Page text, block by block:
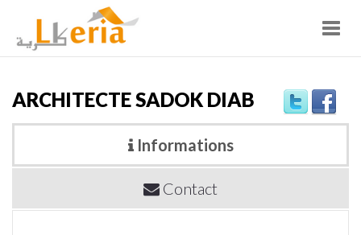
ARCHITECTE SADOK DIAB
Informations
Contact